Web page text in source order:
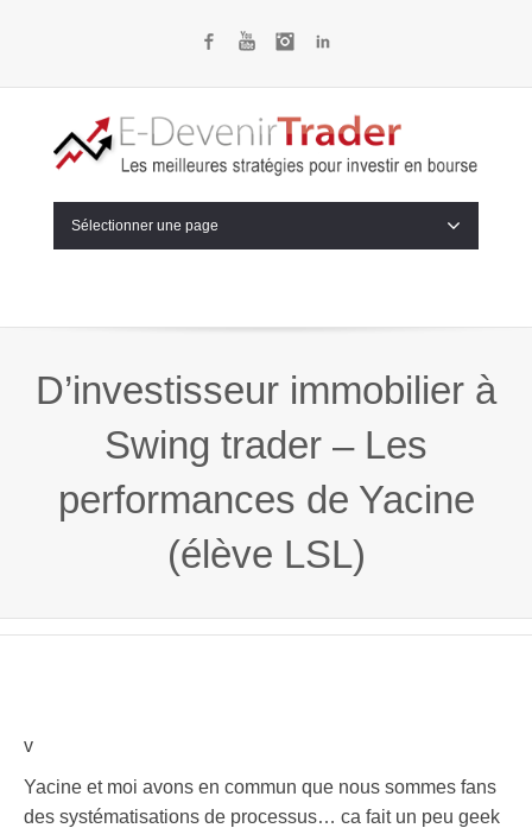
FacebookYouTubeInstagram
Sélectionner une page
D’investisseur immobilier à
Swing trader – Les
performances de Yacine
(élève LSL)
v
Yacine et moi avons en commun que nous sommes fans
des systématisations de processus… ca fait un peu geek